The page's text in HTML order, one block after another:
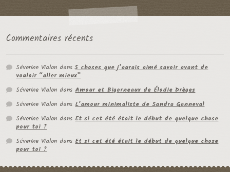
Commentaires récents
Séverine Vialon dans5 choses que j’aurais aimé savoir avant de
vouloir “aller mieux”
Séverine Vialon dansAmour et Bigorneaux de Élodie Drèges
Séverine Vialon dansL’amour minimaliste de Sandra Ganneval
Séverine Vialon dansEt si cet été était le début de quelque chose
pour toi ?
Séverine Vialon dansEt si cet été était le début de quelque chose
pour toi ?